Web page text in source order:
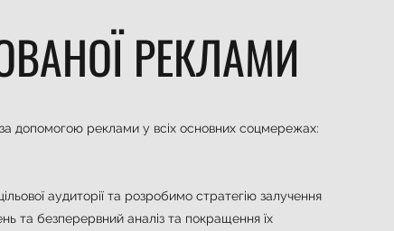
допомогою реклами у всіх основних соцмережах:
аудиторії та розробимо стратегію залучення
та безперервний аналіз та покращення їх
РЕКЛАМИ